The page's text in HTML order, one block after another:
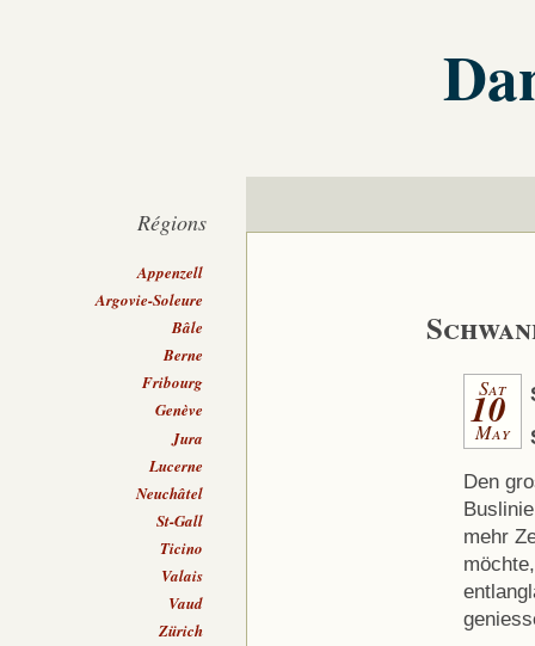
Sat
10
May
Den
mehr
Régions
Appenzell
Argovie-Soleure
Bâle
Berne
Fribourg
Genève
Jura
Lucerne
Neuchâtel
St-Gall
Ticino
Valais
Vaud
Zürich